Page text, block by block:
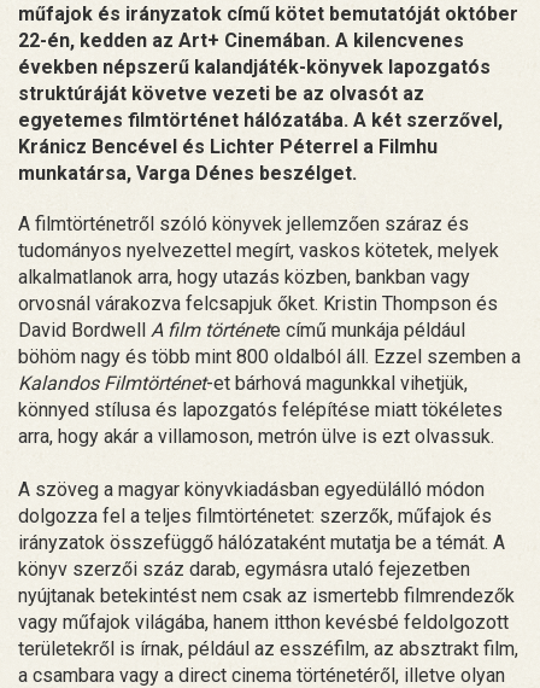
műfajok és irányzatok című kötet bemutatóját október
22-én, kedden az Art+ Cinemában. A kilencvenes
években népszerű kalandjáték-könyvek lapozgatós
struktúráját követve vezeti be az olvasót az
egyetemes filmtörténet hálózatába. A két szerzővel,
Kránicz Bencével és Lichter Péterrel a Filmhu
munkatársa, Varga Dénes beszélget.
A filmtörténetről szóló könyvek jellemzően száraz és
tudományos nyelvezettel megírt, vaskos kötetek, melyek
alkalmatlanok arra, hogy utazás közben, bankban vagy
orvosnál várakozva felcsapjuk őket. Kristin Thompson és
David Bordwell A film története című munkája például
böhöm nagy és több mint 800 oldalból áll. Ezzel szemben a
Kalandos Filmtörténet-et bárhová magunkkal vihetjük,
könnyed stílusa és lapozgatós felépítése miatt tökéletes
arra, hogy akár a villamoson, metrón ülve is ezt olvassuk.
A szöveg a magyar könyvkiadásban egyedülálló módon
dolgozza fel a teljes filmtörténetet: szerzők, műfajok és
irányzatok összefüggő hálózataként mutatja be a témát. A
könyv szerzői száz darab, egymásra utaló fejezetben
nyújtanak betekintést nem csak az ismertebb filmrendezők
vagy műfajok világába, hanem itthon kevésbé feldolgozott
területekről is írnak, például az esszéfilm, az absztrakt film,
a csambara vagy a direct cinema történetéről, illetve olyan